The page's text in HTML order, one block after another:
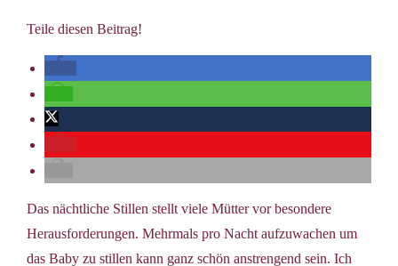
Teile diesen Beitrag!
Das nächtliche Stillen stellt viele Mütter vor besondere
Herausforderungen. Mehrmals pro Nacht aufzuwachen um
das Baby zu stillen kann ganz schön anstrengend sein. Ich